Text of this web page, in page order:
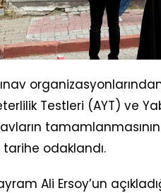
Testleri (AYT) ve
tarihe odaklandı.
Ali Ersoy’un